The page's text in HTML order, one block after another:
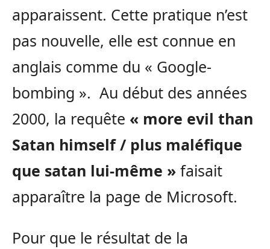
apparaissent. Cette pratique n’est
pas nouvelle, elle est connue en
anglais comme du « Google-
bombing ». Au début des années
2000, la requête « more evil than
Satan himself / plus maléfique
que satan lui-même » faisait
apparaître la page de Microsoft.
Pour que le résultat de la